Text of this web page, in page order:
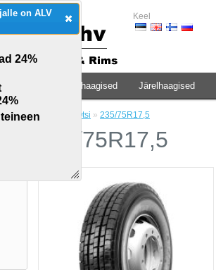
Keel
Veoauto & haagised Järelhaagised
Avaleht Otsi » 235/75R17,5
235/75R17,5
on ALV
24%